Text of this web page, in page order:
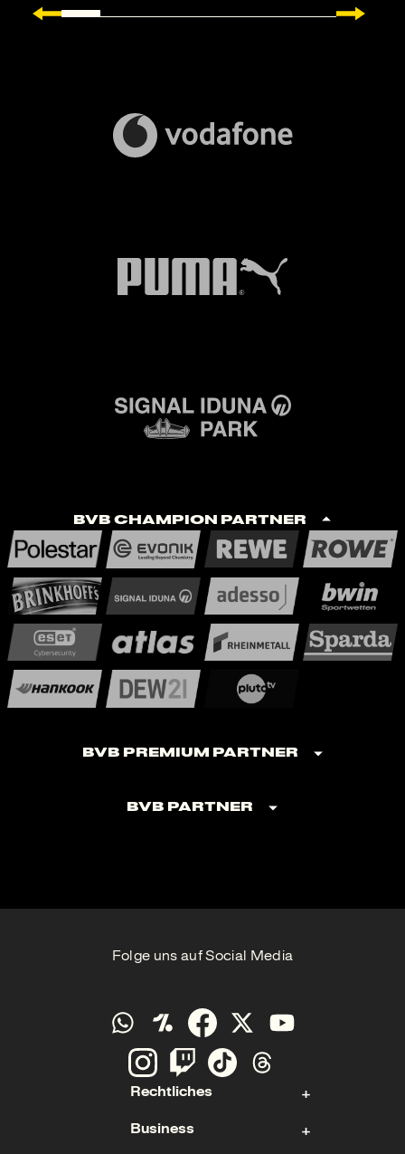
BVB Champion Partner
BVB Premium Partner
BVB Partner
Folge uns auf Social Media
Rechtliches
Kontakt
Business